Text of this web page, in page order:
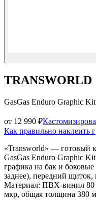
TRANSWORLD
GasGas Enduro Graphic
от 12 990 ₽
Как правильно наклеить
«Transworld» — готовый
GasGas Enduro Graphic
графика на бак и
заднее), передний
Материал: ПВХ-винил 80
мкр, общая толщина 380